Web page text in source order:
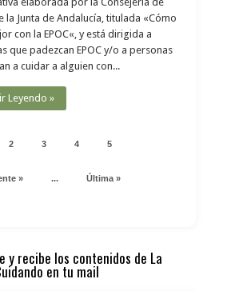
la Junta de Andalucía, titulada «Cómo
con la EPOC«, y está dirigida a
que padezcan EPOC y/o a personas
a cuidar a alguien con...
Leyendo »
2 3 4 5
» ... Última »
y recibe los contenidos de La
en tu mail